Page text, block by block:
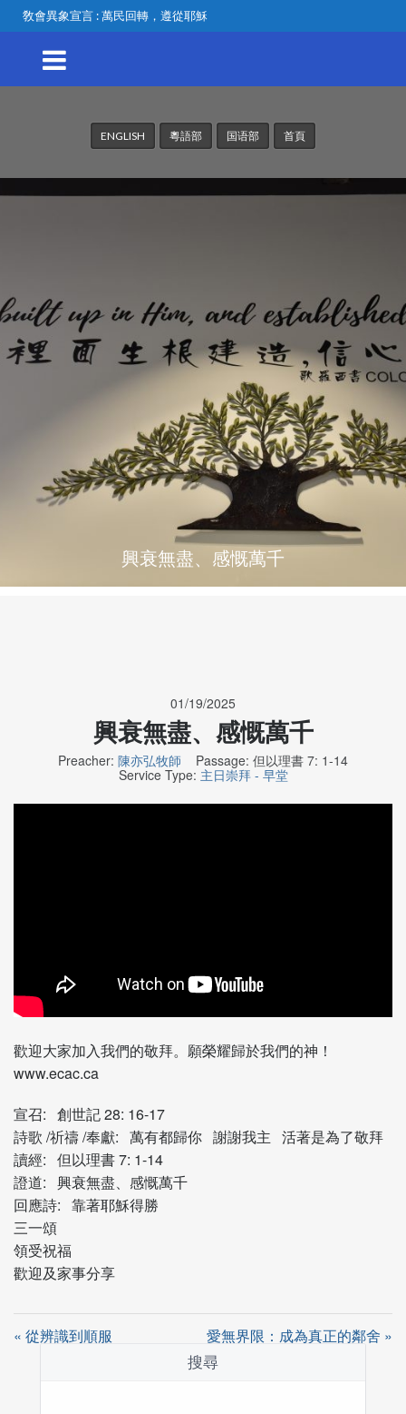
敎會異象宣言 : 萬民回轉，遵從耶穌
ENGLISH 粵語部 国语部 首頁
興衰無盡、感慨萬千
01/19/2025
興衰無盡、感慨萬千
Preacher: 陳亦弘牧師 Passage: 但以理書 7: 1-14
Service Type: 主日崇拜 - 早堂
歡迎大家加入我們的敬拜。願榮耀歸於我們的神！
www.ecac.ca
宣召: 創世記 28: 16-17
詩歌 /祈禱 /奉獻: 萬有都歸你 謝謝我主 活著是為了敬拜
讀經: 但以理書 7: 1-14
證道: 興衰無盡、感慨萬千
回應詩: 靠著耶穌得勝
三一頌
領受祝福
歡迎及家事分享
« 從辨識到順服 愛無界限：成為真正的鄰舍 »
搜尋